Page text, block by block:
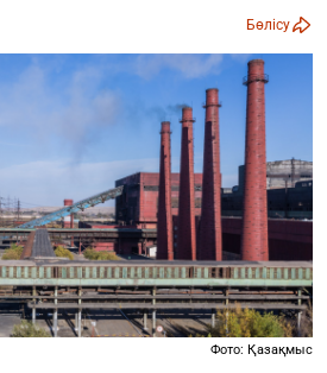
Фото: Қазақмыс
Бөлісу